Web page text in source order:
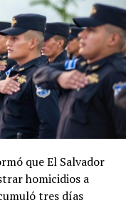
185 días sin
cerró con
que El Salvador
homicidios a
tres días